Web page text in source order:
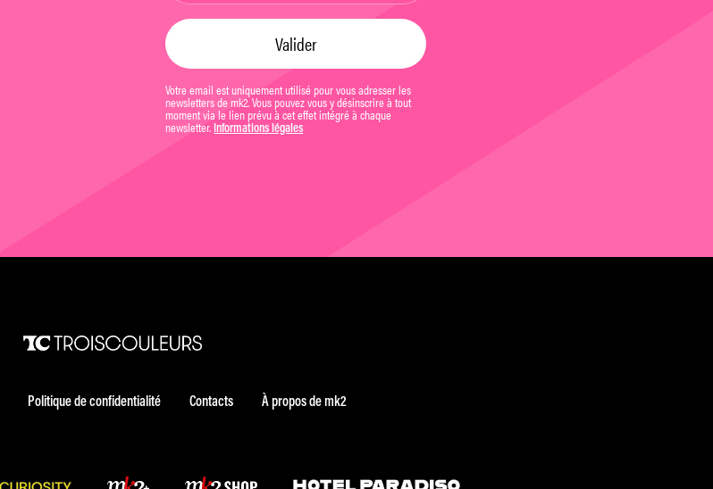
Votre email est uniquement utilisé pour vous adresser les
newsletters de mk2. Vous pouvez vous y désinscrire à tout
moment via le lien prévu à cet effet intégré à chaque
newsletter. Informations légales
Politique de confidentialité Contacts À propos de mk2